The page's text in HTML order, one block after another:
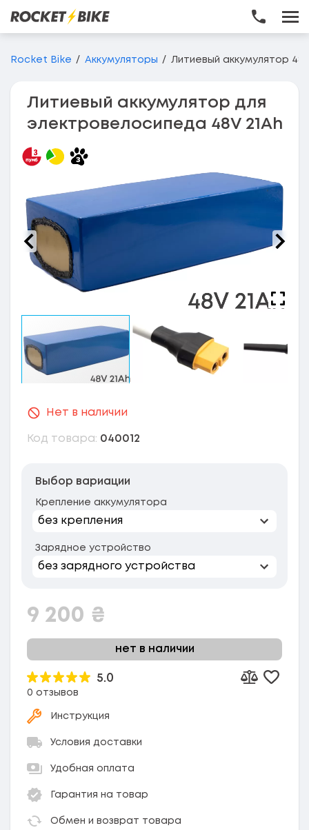
Перейти до основного вмісту
Rocket Bike Аккумуляторы Литиевый аккумулятор 48V
Литиевый аккумулятор для
электровелосипеда 48V 21Ah
Нет в наличии
Код товара: 040012
Выбор вариации
Крепление аккумулятора
Зарядное устройство
9 200 ₴
нет в наличии
5.0
0 отзывов
Добавить
Инструкция
Условия доставки
Удобная оплата
Гарантия на товар
Обмен и возврат товара